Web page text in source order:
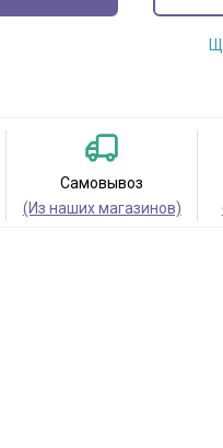
Самовывоз
(Из наших магазинов)